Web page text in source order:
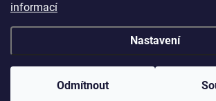
informací
Nastavení
Odmítnout
Copyright 2026 . Všechna